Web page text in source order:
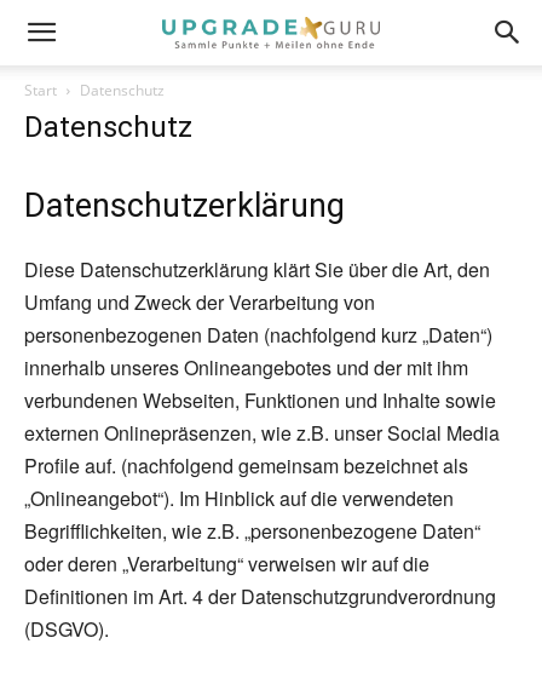
Start Datenschutz
Datenschutz
Datenschutzerklärung
Diese Datenschutzerklärung klärt Sie über die Art, den
Umfang und Zweck der Verarbeitung von
personenbezogenen Daten (nachfolgend kurz „Daten“)
innerhalb unseres Onlineangebotes und der mit ihm
verbundenen Webseiten, Funktionen und Inhalte sowie
externen Onlinepräsenzen, wie z.B. unser Social Media
Profile auf. (nachfolgend gemeinsam bezeichnet als
„Onlineangebot“). Im Hinblick auf die verwendeten
Begrifflichkeiten, wie z.B. „personenbezogene Daten“
oder deren „Verarbeitung“ verweisen wir auf die
Definitionen im Art. 4 der Datenschutzgrundverordnung
(DSGVO).